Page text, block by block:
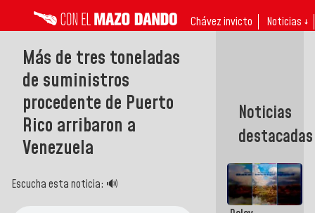
Chávez invicto Noticias ↓
Más de tres toneladas
de suministros
procedente de Puerto
Rico arribaron a
Venezuela
Escucha esta noticia: 🔊
Noticias
destacadas